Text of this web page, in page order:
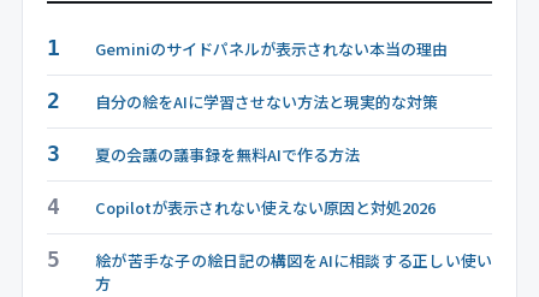
1 Geminiのサイドパネルが表示されない本当の理由
2 自分の絵をAIに学習させない方法と現実的な対策
3 夏の会議の議事録を無料AIで作る方法
4 Copilotが表示されない使えない原因と対処2026
5
絵が苦手な子の絵日記の構図をAIに相談する正しい使い
方